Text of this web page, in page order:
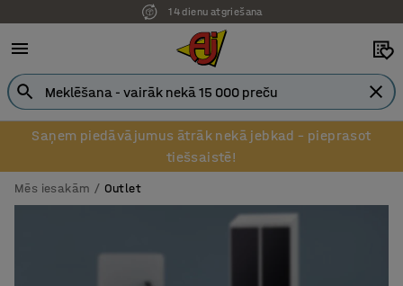
14 dienu atgriešana
Saņem piedāvājumus ātrāk nekā jebkad – pieprasot
tiešsaistē!
Mēs iesakām Outlet